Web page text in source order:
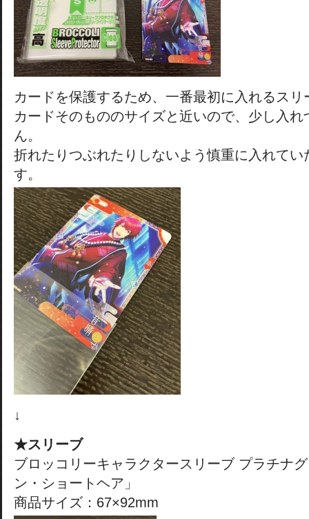
カードを保護するため、一番最初に入れるスリ
カードそのもののサイズと近いので、少し入
ん。
折れたりつぶれたりしないよう慎重に入れてい
す。
↓
★スリーブ
ブロッコリーキャラクタースリーブ プラチナ
ン・ショートヘア」
商品サイズ：67×92mm